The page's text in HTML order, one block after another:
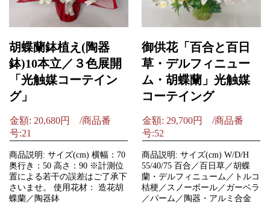
胡蝶蘭鉢植え(陶器
鉢)10本立／３色展開
「光触媒コーテイン
グ」
金額: 20,680円 /商品番
号:21
商品説明: サイズ(cm) 横幅：70
奥行き：50 高さ：90 ※計測位
置による若干の誤差はご了承下
さいませ。 使用花材： 造花胡
蝶蘭／陶器鉢
御供花「百合と百日
草・デルフィニュー
ム・胡蝶蘭」光触媒
コーテイング
金額: 29,700円 /商品番
号:52
商品説明: サイズ(cm) W/D/H
55/40/75 百合／百日草／胡蝶
蘭・デルフィニューム／トルコ
桔梗／スノーボール／ガーベラ
／パーム／陶器・アルミ合金